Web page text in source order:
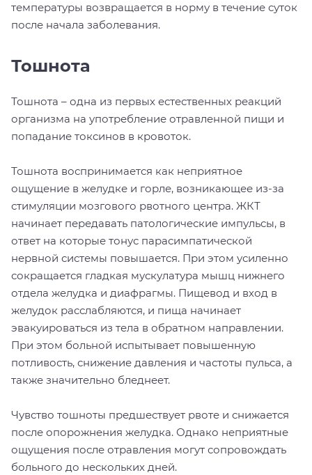
температуры возвращается в норму в течение суток
после начала заболевания.
Тошнота
Тошнота – одна из первых естественных реакций
организма на употребление отравленной пищи и
попадание токсинов в кровоток.
Тошнота воспринимается как неприятное
ощущение в желудке и горле, возникающее из-за
стимуляции мозгового рвотного центра. ЖКТ
начинает передавать патологические импульсы, в
ответ на которые тонус парасимпатической
нервной системы повышается. При этом усиленно
сокращается гладкая мускулатура мышц нижнего
отдела желудка и диафрагмы. Пищевод и вход в
желудок расслабляются, и пища начинает
эвакуироваться из тела в обратном направлении.
При этом больной испытывает повышенную
потливость, снижение давления и частоты пульса, а
также значительно бледнеет.
Чувство тошноты предшествует рвоте и снижается
после опорожнения желудка. Однако неприятные
ощущения после отравления могут сопровождать
больного до нескольких дней.